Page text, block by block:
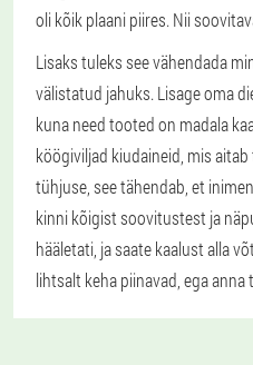
oli kõik plaani piires. Nii
Lisaks tuleks see vähendada
välistatud jahuks. Lisage oma
kuna need tooted on madala
köögiviljad kiudaineid, mis
tühjuse, see tähendab, et
kinni kõigist soovitustest ja
hääletati, ja saate kaalust alla
lihtsalt keha piinavad, ega anna